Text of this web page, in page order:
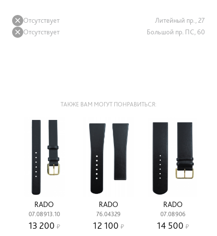
Отсутствует
Литейный пр., 27
Отсутствует
Большой пр. ПС, 60
ТАКЖЕ ВАМ МОГУТ ПОНРАВИТЬСЯ:
RADO
07.08913.10
13 200
RADO
76.04329
12 100
RADO
07.08906
14 500